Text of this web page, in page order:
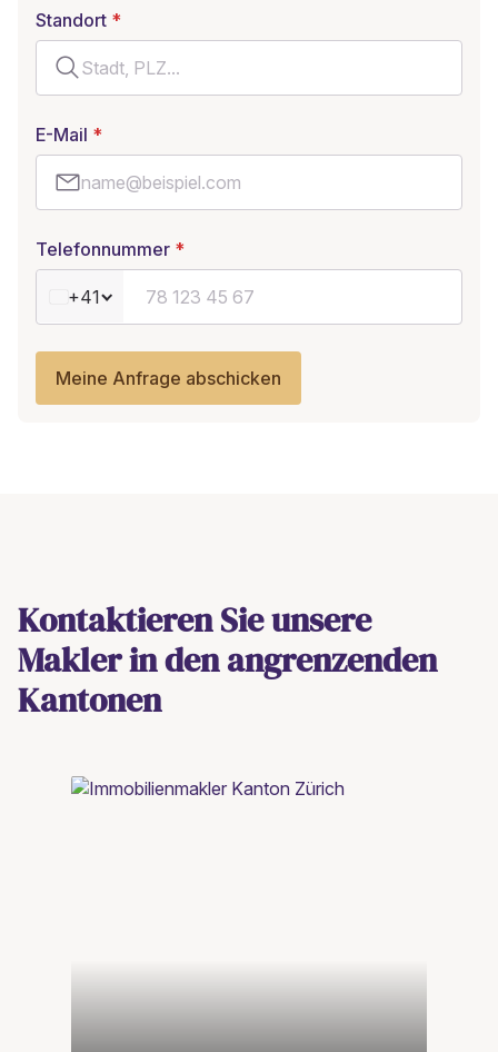
Standort
E-Mail
Telefonnummer
+41
Meine Anfrage abschicken
Kontaktieren Sie unsere
Makler in den angrenzenden
Kantonen